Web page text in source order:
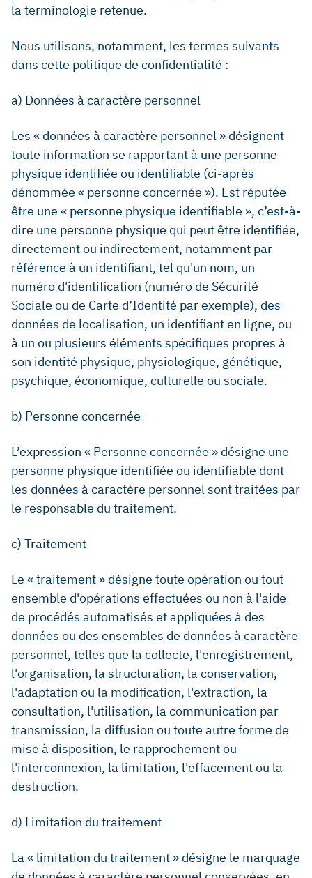
la terminologie retenue.
Nous utilisons, notamment, les termes suivants
dans cette politique de confidentialité :
a) Données à caractère personnel
Les « données à caractère personnel » désignent
toute information se rapportant à une personne
physique identifiée ou identifiable (ci-après
dénommée « personne concernée »). Est réputée
être une « personne physique identifiable », c’est-à-
dire une personne physique qui peut être identifiée,
directement ou indirectement, notamment par
référence à un identifiant, tel qu'un nom, un
numéro d'identification (numéro de Sécurité
Sociale ou de Carte d’Identité par exemple), des
données de localisation, un identifiant en ligne, ou
à un ou plusieurs éléments spécifiques propres à
son identité physique, physiologique, génétique,
psychique, économique, culturelle ou sociale.
b) Personne concernée
L’expression « Personne concernée » désigne une
personne physique identifiée ou identifiable dont
les données à caractère personnel sont traitées par
le responsable du traitement.
c) Traitement
Le « traitement » désigne toute opération ou tout
ensemble d'opérations effectuées ou non à l'aide
de procédés automatisés et appliquées à des
données ou des ensembles de données à caractère
personnel, telles que la collecte, l'enregistrement,
l'organisation, la structuration, la conservation,
l'adaptation ou la modification, l'extraction, la
consultation, l'utilisation, la communication par
transmission, la diffusion ou toute autre forme de
mise à disposition, le rapprochement ou
l'interconnexion, la limitation, l'effacement ou la
destruction.
d) Limitation du traitement
La « limitation du traitement » désigne le marquage